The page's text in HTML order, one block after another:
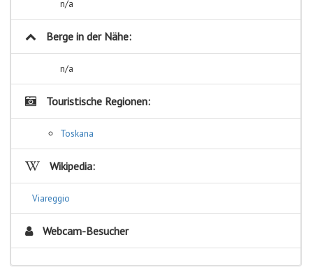
n/a
Berge in der Nähe:
n/a
Touristische Regionen:
Toskana
Wikipedia:
Viareggio
Webcam-Besucher